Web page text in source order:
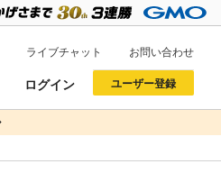
ライブチャット お問い合わせ
ログイン ユーザー登録